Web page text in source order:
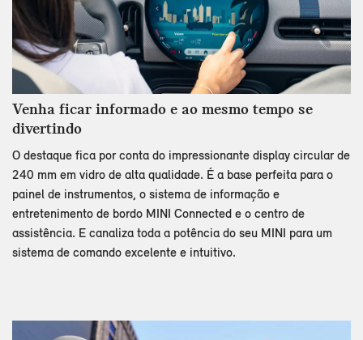
Venha ficar informado e ao mesmo tempo se
divertindo
O destaque fica por conta do impressionante display circular de
240 mm em vidro de alta qualidade. É a base perfeita para o
painel de instrumentos, o sistema de informação e
entretenimento de bordo MINI Connected e o centro de
assistência. E canaliza toda a potência do seu MINI para um
sistema de comando excelente e intuitivo.